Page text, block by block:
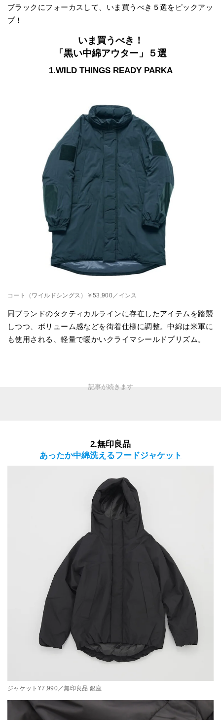
ブラックにフォーカスして、いま買うべき５選をピックアッ
プ！
いま買うべき！
「黒い中綿アウター」５選
1.WILD THINGS READY PARKA
コート（ワイルドシングス）￥53,900／インス
同ブランドのタクティカルラインに存在したアイテムを踏襲
しつつ、ボリューム感などを街着仕様に調整。中綿は米軍に
も使用される、軽量で暖かいクライマシールドプリズム。
2.無印良品
あったか中綿洗えるフードジャケット
ジャケット¥7,990／無印良品 銀座